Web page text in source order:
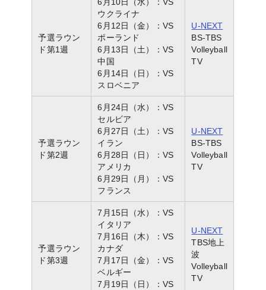
予選ラウン
ド第1週
6月10日（水）：VS
ウクライナ
6月12日（金）：VS
ポーランド
6月13日（土）：VS
中国
6月14日（日）：VS
スロベニア
U-NEXT
BS-TBS
Volleyball
TV
予選ラウン
ド第2週
6月24日（水）：VS
セルビア
6月27日（土）：VS
イラン
6月28日（日）：VS
アメリカ
6月29日（月）：VS
フランス
U-NEXT
BS-TBS
Volleyball
TV
予選ラウン
ド第3週
7月15日（水）：VS
イタリア
7月16日（木）：VS
カナダ
7月17日（金）：VS
ベルギー
7月19日（日）：VS
U-NEXT
TBS地上
波
Volleyball
TV